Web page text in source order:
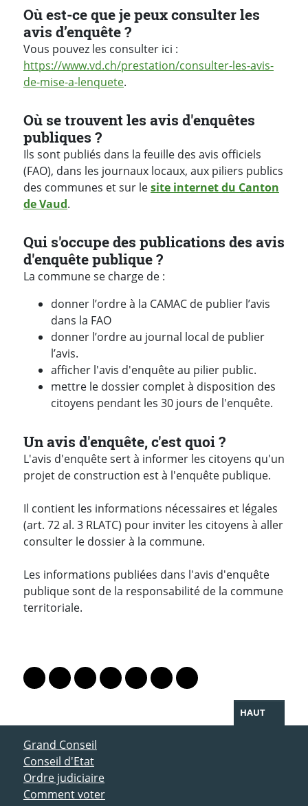
Où est-ce que je peux consulter les
avis d’enquête ?
Vous pouvez les consulter ici :
https://www.vd.ch/prestation/consulter-les-avis-
de-mise-a-lenquete.
Où se trouvent les avis d'enquêtes
publiques ?
Ils sont publiés dans la feuille des avis officiels
(FAO), dans les journaux locaux, aux piliers publics
des communes et sur lesite internet du Canton
de Vaud.
Qui s'occupe des publications des avis
d'enquête publique ?
La commune se charge de :
donner l’ordre à la CAMAC de publier l’avis
dans la FAO
donner l’ordre au journal local de publier
l’avis.
afficher l'avis d'enquête au pilier public.
mettre le dossier complet à disposition des
citoyens pendant les 30 jours de l'enquête.
Un avis d'enquête, c'est quoi ?
L'avis d'enquête sert à informer les citoyens qu'un
projet de construction est à l'enquête publique.
Il contient les informations nécessaires et légales
(art. 72 al. 3 RLATC) pour inviter les citoyens à aller
consulter le dossier à la commune.
Les informations publiées dans l'avis d'enquête
publique sont de la responsabilité de la commune
territoriale.
Lien vers le profil Mastodon
Lien vers le profil Bluesky
Lien vers le profil Instagram
Lien vers le profil Linkedin
Lien vers le profil Facebook
Lien vers le profil Twitter
Partager par WhatsApp
HAUT
ACCÈS DIRECT
Grand Conseil
Conseil d'Etat
Ordre judiciaire
Comment voter